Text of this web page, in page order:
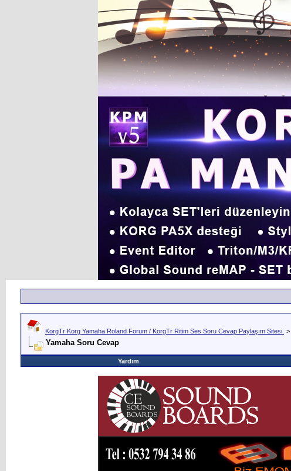
KorgTr Korg Yamaha Roland Forum / KorgTr Ritim Ses Soru Cevap Paylaşım Sitesi. >
Yamaha Soru Cevap
Yardım